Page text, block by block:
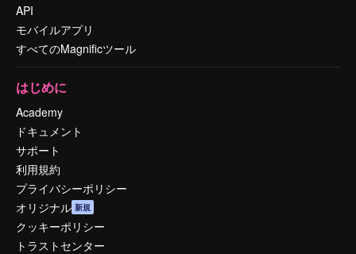
API
モバイルアプリ
すべてのMagnificツール
はじめに
Academy
ドキュメント
サポート
利用規約
プライバシーポリシー
オリジナル 新規
クッキーポリシー
トラストセンター